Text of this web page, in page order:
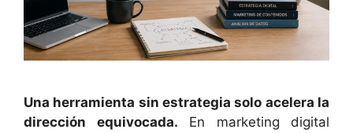
Una herramienta sin estrategia solo acelera la
dirección equivocada. En marketing digital